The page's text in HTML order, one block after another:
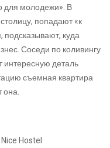
для молодежи». В
попадают «к
подсказывают, куда
Соседи по коливингу
интересную деталь
съемная квартира
она.
Hostel